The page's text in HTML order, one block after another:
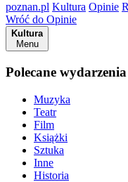
poznan.pl Kultura Opinie
Wróć do Opinie
Kultura
Menu
Polecane wydarzenia
Muzyka
Teatr
Film
Książki
Sztuka
Inne
Historia